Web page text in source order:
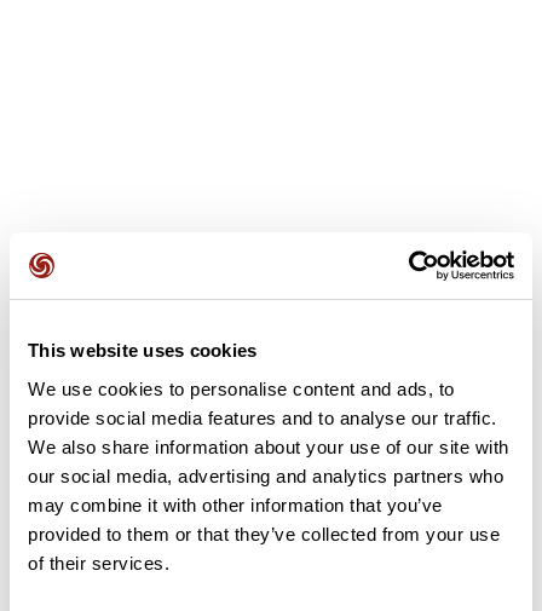
This website uses cookies
We use cookies to personalise content and ads, to
provide social media features and to analyse our traffic.
We also share information about your use of our site with
our social media, advertising and analytics partners who
may combine it with other information that you’ve
provided to them or that they’ve collected from your use
of their services.
Avis des utilisateurs
Soyez le premier à ajouter un avis !
Ajouter un avis
Résumé